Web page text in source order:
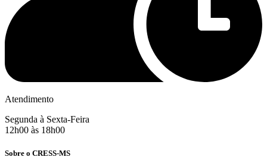
Atendimento
Segunda à Sexta-Feira
12h00 às 18h00
Sobre o CRESS-MS